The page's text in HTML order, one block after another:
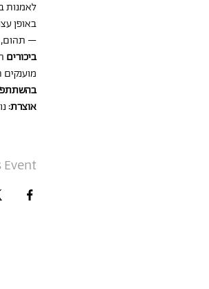
באופן
– תהום,
ביכורים
מוענקים
אוצרת:
Event